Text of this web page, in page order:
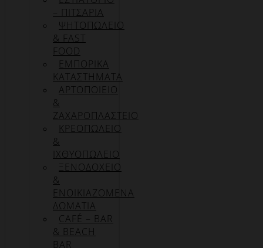
– ΠΙΤΣΑΡΙΑ
ΨΗΤΟΠΩΛΕΙΟ
& FAST
FOOD
ΕΜΠΟΡΙΚΑ
ΚΑΤΑΣΤΗΜΑΤΑ
ΑΡΤΟΠΟΙΕΙΟ
&
ΖΑΧΑΡΟΠΛΑΣΤΕΙΟ
ΚΡΕΟΠΩΛΕΙΟ
&
ΙΧΘΥΟΠΩΛΕΙΟ
ΞΕΝΟΔΟΧΕΙΟ
&
ΕΝΟΙΚΙΑΖΟΜΕΝΑ
ΔΩΜΑΤΙΑ
CAFÉ – BAR
& BEACH
BAR